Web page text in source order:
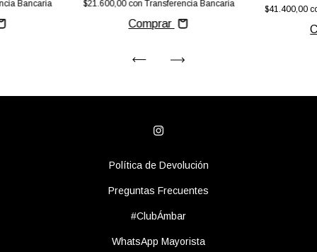
Bancaria $21.600,00 con Transferencia Bancaria
Comprar
$41.400,00
Política de Devolución
Preguntas Frecuentes
#ClubÁmbar
WhatsApp Mayorista